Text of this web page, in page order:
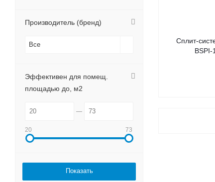
Сплит-
BSPI-
Производитель (бренд)
Все
Эффективен для помещ.
площадью до, м2
20 73